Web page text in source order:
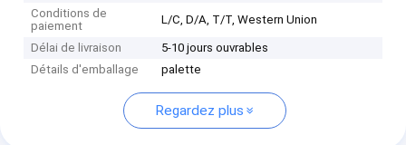
Conditions de
paiement
L/C, D/A, T/T, Western Union
Délai de livraison
5-10 jours ouvrables
Détails d'emballage
palette
Regardez plus